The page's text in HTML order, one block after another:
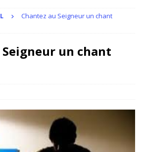
Chantez au Seigneur un chant
un chant